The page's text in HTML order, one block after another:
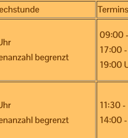
begrenzt
09:00
17:00
19:00
begrenzt
11:30
14:00